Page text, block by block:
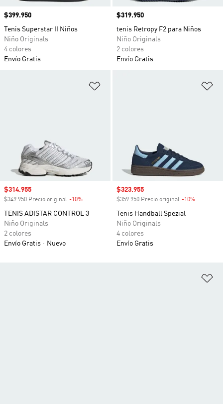
Precio
$399.950
Tenis Superstar II Niños
Niño Originals
4 colores
Envío Gratis
Precio
$319.950
tenis Retropy F2 para Niños
Niño Originals
2 colores
Envío Gratis
Precio de venta
$314.955
$349.950 Precio original -10%
TENIS ADISTAR CONTROL 3
Niño Originals
2 colores
Envío Gratis
Nuevo
Precio de venta
$323.955
$359.950 Precio original -10%
Tenis Handball Spezial
Niño Originals
4 colores
Envío Gratis